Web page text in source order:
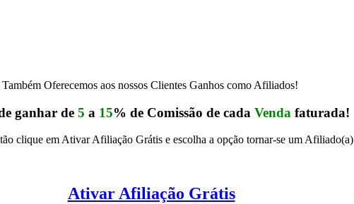
Também Oferecemos aos nossos Clientes Ganhos como Afiliados!
ganhar de 5 a 15% de Comissão de cada Venda faturada!
clique em Ativar Afiliação Grátis e escolha a opção tornar-se um Afiliado(a)
Ativar Afiliação Grátis